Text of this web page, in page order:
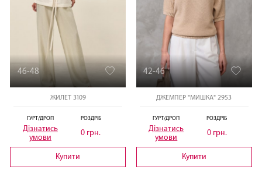
46-48
ЖИЛЕТ 3109
ГУРТ/ДРОП
Дізнатись
умови
РОЗДРІБ
0 грн.
Купити
42-46
ДЖЕМПЕР "МИШКА" 2953
ГУРТ/ДРОП
Дізнатись
умови
РОЗДРІБ
0 грн.
Купити